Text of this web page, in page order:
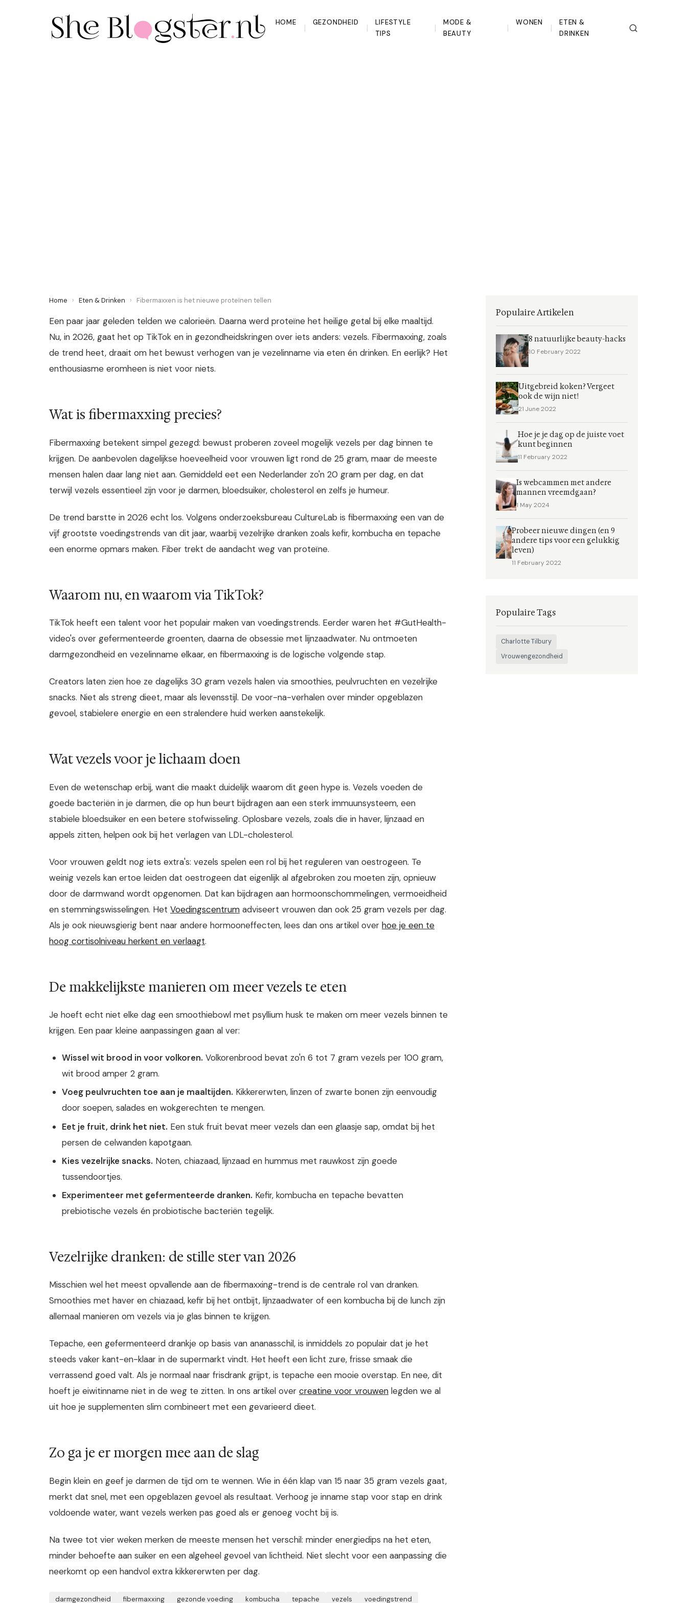
HOME GEZONDHEID
LIFESTYLE
TIPS
MODE &
BEAUTY
WONEN
ETEN &
DRINKEN
Home › Eten & Drinken › Fibermaxxen is het nieuwe proteïnen tellen
Een paar jaar geleden telden we calorieën. Daarna werd proteïne het heilige getal bij elke maaltijd.
Nu, in 2026, gaat het op TikTok en in gezondheidskringen over iets anders: vezels. Fibermaxxing, zoals
de trend heet, draait om het bewust verhogen van je vezelinname via eten én drinken. En eerlijk? Het
enthousiasme eromheen is niet voor niets.
Wat is fibermaxxing precies?
Fibermaxxing betekent simpel gezegd: bewust proberen zoveel mogelijk vezels per dag binnen te
krijgen. De aanbevolen dagelijkse hoeveelheid voor vrouwen ligt rond de 25 gram, maar de meeste
mensen halen daar lang niet aan. Gemiddeld eet een Nederlander zo'n 20 gram per dag, en dat
terwijl vezels essentieel zijn voor je darmen, bloedsuiker, cholesterol en zelfs je humeur.
De trend barstte in 2026 echt los. Volgens onderzoeksbureau CultureLab is fibermaxxing een van de
vijf grootste voedingstrends van dit jaar, waarbij vezelrijke dranken zoals kefir, kombucha en tepache
een enorme opmars maken. Fiber trekt de aandacht weg van proteïne.
Waarom nu, en waarom via TikTok?
TikTok heeft een talent voor het populair maken van voedingstrends. Eerder waren het #GutHealth-
video's over gefermenteerde groenten, daarna de obsessie met lijnzaadwater. Nu ontmoeten
darmgezondheid en vezelinname elkaar, en fibermaxxing is de logische volgende stap.
Creators laten zien hoe ze dagelijks 30 gram vezels halen via smoothies, peulvruchten en vezelrijke
snacks. Niet als streng dieet, maar als levensstijl. De voor-na-verhalen over minder opgeblazen
gevoel, stabielere energie en een stralendere huid werken aanstekelijk.
Wat vezels voor je lichaam doen
Even de wetenschap erbij, want die maakt duidelijk waarom dit geen hype is. Vezels voeden de
goede bacteriën in je darmen, die op hun beurt bijdragen aan een sterk immuunsysteem, een
stabiele bloedsuiker en een betere stofwisseling. Oplosbare vezels, zoals die in haver, lijnzaad en
appels zitten, helpen ook bij het verlagen van LDL-cholesterol.
Voor vrouwen geldt nog iets extra's: vezels spelen een rol bij het reguleren van oestrogeen. Te
weinig vezels kan ertoe leiden dat oestrogeen dat eigenlijk al afgebroken zou moeten zijn, opnieuw
door de darmwand wordt opgenomen. Dat kan bijdragen aan hormoonschommelingen, vermoeidheid
en stemmingswisselingen. Het Voedingscentrum adviseert vrouwen dan ook 25 gram vezels per dag.
Als je ook nieuwsgierig bent naar andere hormooneffecten, lees dan ons artikel over hoe je een te
hoog cortisolniveau herkent en verlaagt.
De makkelijkste manieren om meer vezels te eten
Je hoeft echt niet elke dag een smoothiebowl met psyllium husk te maken om meer vezels binnen te
krijgen. Een paar kleine aanpassingen gaan al ver:
Wissel wit brood in voor volkoren. Volkorenbrood bevat zo'n 6 tot 7 gram vezels per 100 gram,
wit brood amper 2 gram.
Voeg peulvruchten toe aan je maaltijden. Kikkererwten, linzen of zwarte bonen zijn eenvoudig
door soepen, salades en wokgerechten te mengen.
Eet je fruit, drink het niet. Een stuk fruit bevat meer vezels dan een glaasje sap, omdat bij het
persen de celwanden kapotgaan.
Kies vezelrijke snacks. Noten, chiazaad, lijnzaad en hummus met rauwkost zijn goede
tussendoortjes.
Experimenteer met gefermenteerde dranken. Kefir, kombucha en tepache bevatten
prebiotische vezels én probiotische bacteriën tegelijk.
Vezelrijke dranken: de stille ster van 2026
Misschien wel het meest opvallende aan de fibermaxxing-trend is de centrale rol van dranken.
Smoothies met haver en chiazaad, kefir bij het ontbijt, lijnzaadwater of een kombucha bij de lunch zijn
allemaal manieren om vezels via je glas binnen te krijgen.
Tepache, een gefermenteerd drankje op basis van ananasschil, is inmiddels zo populair dat je het
steeds vaker kant-en-klaar in de supermarkt vindt. Het heeft een licht zure, frisse smaak die
verrassend goed valt. Als je normaal naar frisdrank grijpt, is tepache een mooie overstap. En nee, dit
hoeft je eiwitinname niet in de weg te zitten. In ons artikel over creatine voor vrouwen legden we al
uit hoe je supplementen slim combineert met een gevarieerd dieet.
Zo ga je er morgen mee aan de slag
Begin klein en geef je darmen de tijd om te wennen. Wie in één klap van 15 naar 35 gram vezels gaat,
merkt dat snel, met een opgeblazen gevoel als resultaat. Verhoog je inname stap voor stap en drink
voldoende water, want vezels werken pas goed als er genoeg vocht bij is.
Na twee tot vier weken merken de meeste mensen het verschil: minder energiedips na het eten,
minder behoefte aan suiker en een algeheel gevoel van lichtheid. Niet slecht voor een aanpassing die
neerkomt op een handvol extra kikkererwten per dag.
darmgezondheid fibermaxxing gezonde voeding kombucha tepache vezels voedingstrend
Populaire Artikelen
8 natuurlijke beauty-hacks
10 February 2022
Uitgebreid koken? Vergeet
ook de wijn niet!
21 June 2022
Hoe je je dag op de juiste voet
kunt beginnen
11 February 2022
Is webcammen met andere
mannen vreemdgaan?
1 May 2024
Probeer nieuwe dingen (en 9
andere tips voor een gelukkig
leven)
11 February 2022
Populaire Tags
Charlotte Tilbury
Vrouwengezondheid